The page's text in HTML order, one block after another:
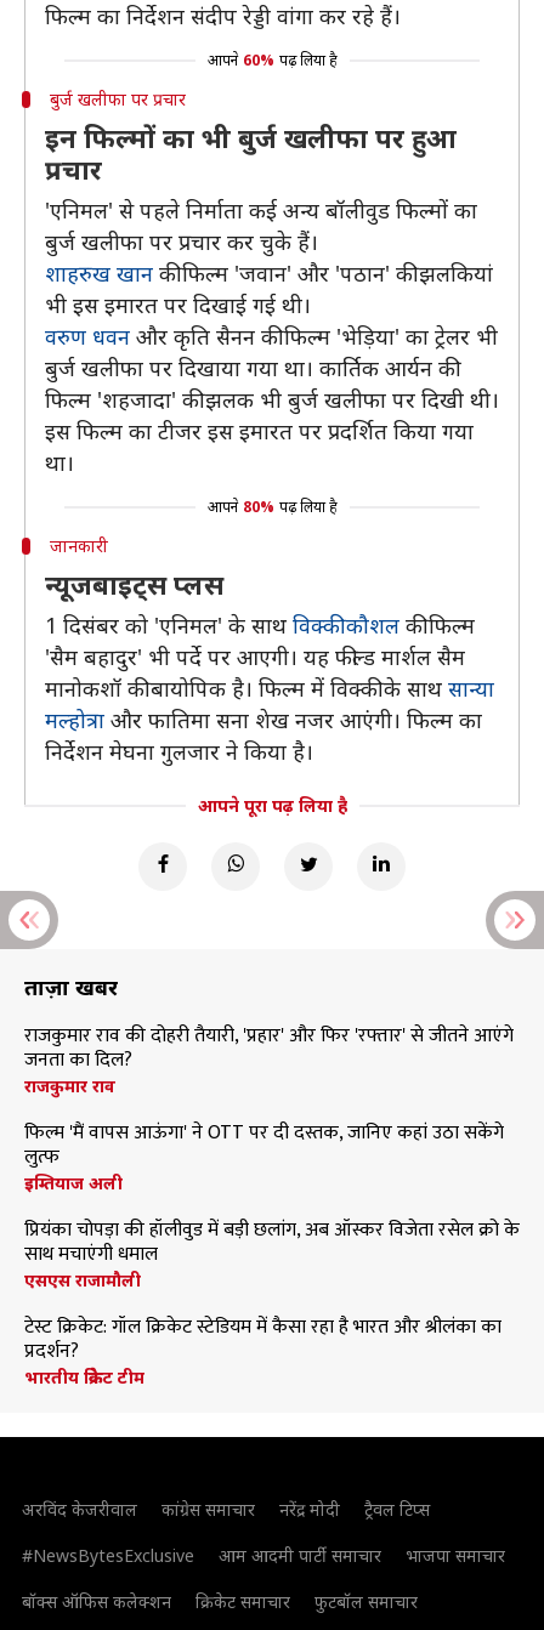
फिल्म का निर्देशन संदीप रेड्डी वांगा कर रहे हैं।
आपने 60% पढ़ लिया है
बुर्ज खलीफा पर प्रचार
इन फिल्मों का भी बुर्ज खलीफा पर हुआ
प्रचार
'एनिमल' से पहले निर्माता कई अन्य बॉलीवुड फिल्मों का
बुर्ज खलीफा पर प्रचार कर चुके हैं।
शाहरुख खान की फिल्म 'जवान' और 'पठान' की झलकियां
भी इस इमारत पर दिखाई गई थी।
वरुण धवन और कृति सैनन की फिल्म 'भेड़िया' का ट्रेलर भी
बुर्ज खलीफा पर दिखाया गया था। कार्तिक आर्यन की
फिल्म 'शहजादा' की झलक भी बुर्ज खलीफा पर दिखी थी।
इस फिल्म का टीजर इस इमारत पर प्रदर्शित किया गया
था।
आपने 80% पढ़ लिया है
जानकारी
न्यूजबाइट्स प्लस
1 दिसंबर को 'एनिमल' के साथ विक्की कौशल की फिल्म
'सैम बहादुर' भी पर्दे पर आएगी। यह फील्ड मार्शल सैम
मानोकशॉ की बायोपिक है। फिल्म में विक्की के साथ सान्या
मल्होत्रा और फातिमा सना शेख नजर आएंगी। फिल्म का
निर्देशन मेघना गुलजार ने किया है।
आपने पूरा पढ़ लिया है
ताज़ा खबरें
राजकुमार राव की दोहरी तैयारी, 'प्रहार' और फिर 'रफ्तार' से जीतने आएंगे
जनता का दिल?
राजकुमार राव
फिल्म 'मैं वापस आऊंगा' ने OTT पर दी दस्तक, जानिए कहां उठा सकेंगे
लुत्फ
इम्तियाज अली
प्रियंका चोपड़ा की हॉलीवुड में बड़ी छलांग, अब ऑस्कर विजेता रसेल क्रो के
साथ मचाएंगी धमाल
एसएस राजामौली
टेस्ट क्रिकेट: गॉल क्रिकेट स्टेडियम में कैसा रहा है भारत और श्रीलंका का
प्रदर्शन?
भारतीय क्रिकेट टीम
अरविंद केजरीवाल कांग्रेस समाचार नरेंद्र मोदी
ट्रैवल टिप्स
#NewsBytesExclusive
आम आदमी पार्टी समाचार
भाजपा समाचार
बॉक्स ऑफिस कलेक्शन
क्रिकेट समाचार फुटबॉल समाचार